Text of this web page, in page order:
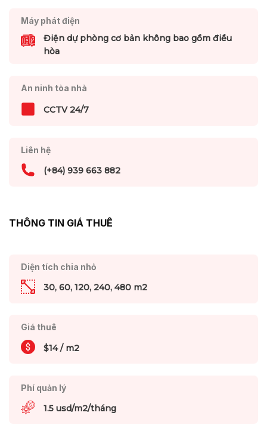
Máy phát điện
Điện dự phòng cơ bản không bao gồm điều
hòa
An ninh tòa nhà
CCTV 24/7
Liên hệ
(+84) 939 663 882
THÔNG TIN GIÁ THUÊ
Diện tích chia nhỏ
30, 60, 120, 240, 480 m2
Giá thuê
$14 / m2
Phí quản lý
1.5 usd/m2/tháng